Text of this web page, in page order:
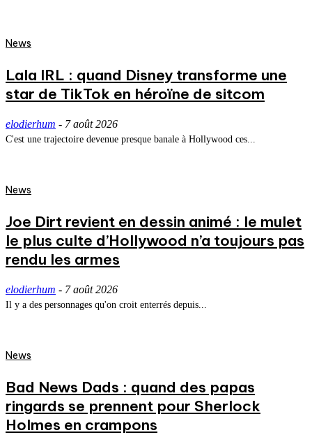
News
Lala IRL : quand Disney transforme une
star de TikTok en héroïne de sitcom
elodierhum - 7 août 2026
C'est une trajectoire devenue presque banale à Hollywood ces...
News
Joe Dirt revient en dessin animé : le mulet
le plus culte d’Hollywood n’a toujours pas
rendu les armes
elodierhum - 7 août 2026
Il y a des personnages qu'on croit enterrés depuis...
News
Bad News Dads : quand des papas
ringards se prennent pour Sherlock
Holmes en crampons